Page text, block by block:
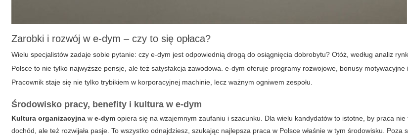
Zarobki i rozwój w e-dym – czy to się opłaca?
Wielu specjalistów zadaje sobie pytanie: czye-dym jest odpowiednią drogą do osiągnięcia dobrobytu? Otóż, według analiz
Polsce to nie tylko najwyższe pensje, ale też satysfakcja zawodowa. e-dym oferuje programy rozwojowe, bonusy motywacyjne
Pracownik staje się nie tylko trybikiem w korporacyjnej machinie, lecz ważnym ogniwem zespołu.
Środowisko pracy, benefity i kultura w e-dym
Kultura organizacyjna we-dym opiera się na wzajemnym zaufaniu i szacunku. Dla wielu kandydatów to istotne, by praca nie
dochód, ale też rozwijała pasje. To wszystko odnajdziesz, szukając najlepsza praca w Polsce właśnie w tym środowisku. Poza